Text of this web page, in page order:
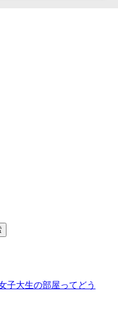
子大生の部屋ってどう